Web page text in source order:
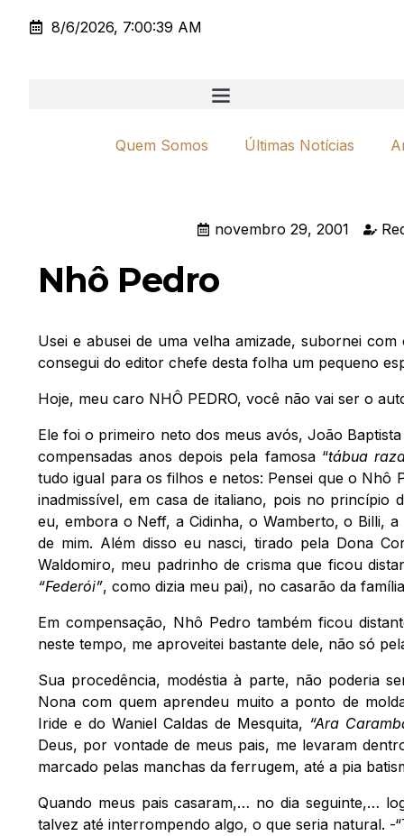
8/6/2026, 7:00:39 AM
Quem Somos Últimas Notícias
novembro 29, 2001
Nhô Pedro
Usei e abusei de uma velha amizade, subornei
consegui do editor chefe desta folha um pequeno
Hoje, meu caro NHÔ PEDRO, você não vai ser o
Ele foi o primeiro neto dos meus avós, João
compensadas anos depois pela famosa “tábua
tudo igual para os filhos e netos: Pensei que o Nhô
inadmissível, em casa de italiano, pois no princípio
eu, embora o Neff, a Cidinha, o Wamberto, o Billi,
de mim. Além disso eu nasci, tirado pela Dona
Waldomiro, meu padrinho de crisma que ficou
“Federói”, como dizia meu pai), no casarão da
Em compensação, Nhô Pedro também ficou
neste tempo, me aproveitei bastante dele, não só
Sua procedência, modéstia à parte, não poderia
Nona com quem aprendeu muito a ponto de
Iride e do Waniel Caldas de Mesquita, “Ara
Deus, por vontade de meus pais, me levaram
marcado pelas manchas da ferrugem, até a pia
Quando meus pais casaram,… no dia seguinte,…
talvez até interrompendo algo, o que seria natural. -